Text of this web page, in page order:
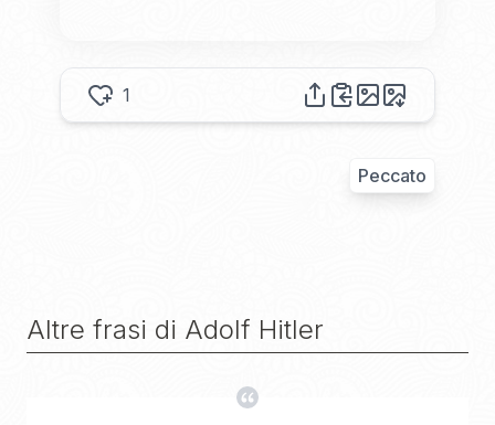
1
Peccato
Altre frasi di Adolf Hitler